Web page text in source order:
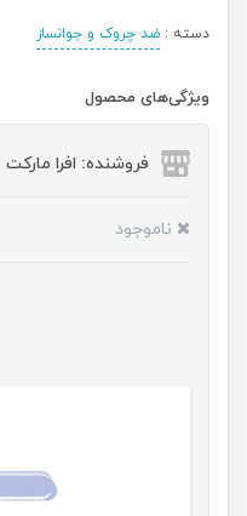
دسته : ضد چروک و جوانساز
ویژگی‌های محصول
فروشنده: افرا مارکت
ناموجود